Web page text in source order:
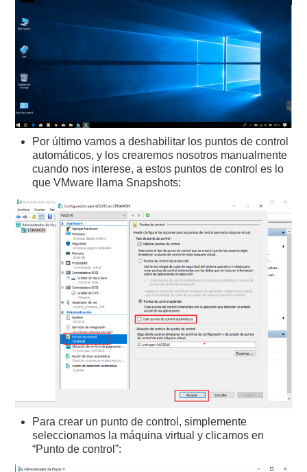
Por último vamos a deshabilitar los puntos de control
automáticos, y los crearemos nosotros manualmente
cuando nos interese, a estos puntos de control es lo
que VMware llama Snapshots:
Para crear un punto de control, simplemente
seleccionamos la máquina virtual y clicamos en
“Punto de control”: